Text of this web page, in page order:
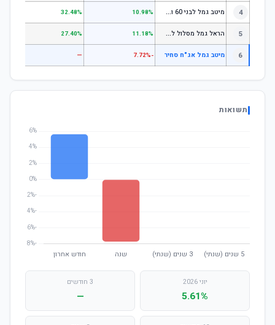
4 מ
יטב גמל לבני 60 ומעלה 10.98%
32.48%
5 ה
ראל גמל מסלול לגילאי 60 ומעלה 11.18%
27.40%
6 מיטב גמל אג"ח סחיר -7.72%
—
תשואות
יוני 2026
5.61%
3 חודשים
—